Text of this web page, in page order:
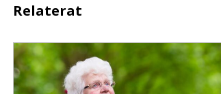
Relaterat